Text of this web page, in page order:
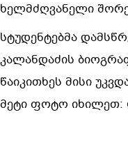
ხელმძღვანელი
სტუდენტებმა
კალანდაძის
წაიკითხეს მისი
მეტი ფოტო იხილეთ: